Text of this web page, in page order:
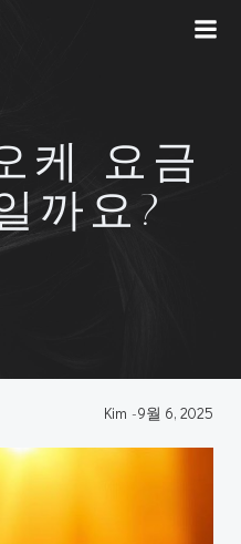
케 요금
까요?
Kim -9월 6, 2025